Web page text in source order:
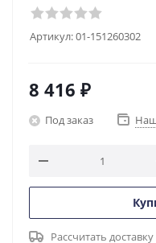
Артикул:01-151260302
8 416 ₽
Под заказ
Рассчитать доставку